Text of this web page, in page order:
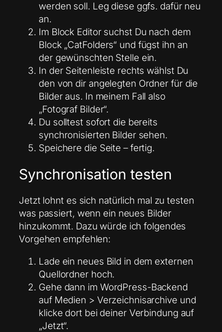
werden soll. Leg diese ggfs. dafür neu
an.
Im Block Editor suchst Du nach dem
Block „CatFolders“ und fügst ihn an
der gewünschten Stelle ein.
In der Seitenleiste rechts wählst Du
den von dir angelegten Ordner für die
Bilder aus. In meinem Fall also
„Fotograf Bilder“.
Du solltest sofort die bereits
synchronisierten Bilder sehen.
Speichere die Seite – fertig.
Synchronisation testen
Jetzt lohnt es sich natürlich mal zu testen
was passiert, wenn ein neues Bilder
hinzukommt. Dazu würde ich folgendes
Vorgehen empfehlen:
Lade ein neues Bild in dem externen
Quellordner hoch.
Gehe dann im WordPress-Backend
auf Medien > Verzeichnisarchive und
klicke dort bei deiner Verbindung auf
„Jetzt“.